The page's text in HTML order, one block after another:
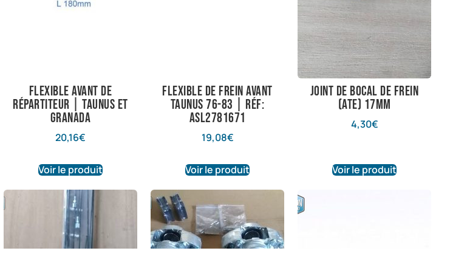
Flexible avant de
répartiteur | Taunus et
Granada
20,16€
Voir le produit
Flexible de frein avant
Taunus 76-83 | Réf:
ASL2781671
19,08€
Voir le produit
joint de bocal de frein
(ATE) 17mm
4,30€
Voir le produit